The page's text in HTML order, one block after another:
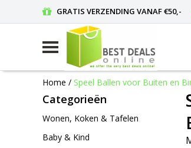
GRATIS VERZENDING VANAF €50,-
Home / Speel Ballen voor Buiten en
Categorieën
Wonen, Koken & Tafelen
Baby & Kind